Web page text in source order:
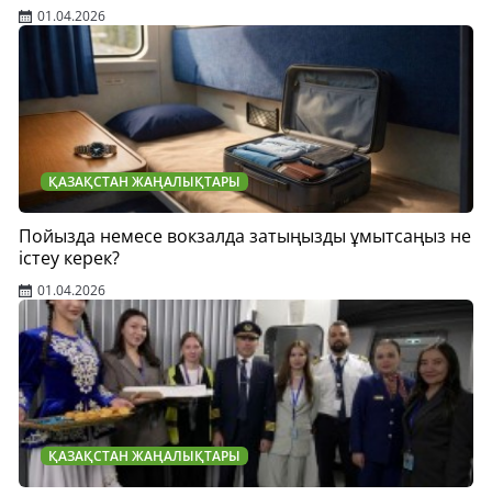
01.04.2026
ҚАЗАҚСТАН ЖАҢАЛЫҚТАРЫ
Пойызда немесе вокзалда затыңызды ұмытсаңыз не
істеу керек?
01.04.2026
ҚАЗАҚСТАН ЖАҢАЛЫҚТАРЫ